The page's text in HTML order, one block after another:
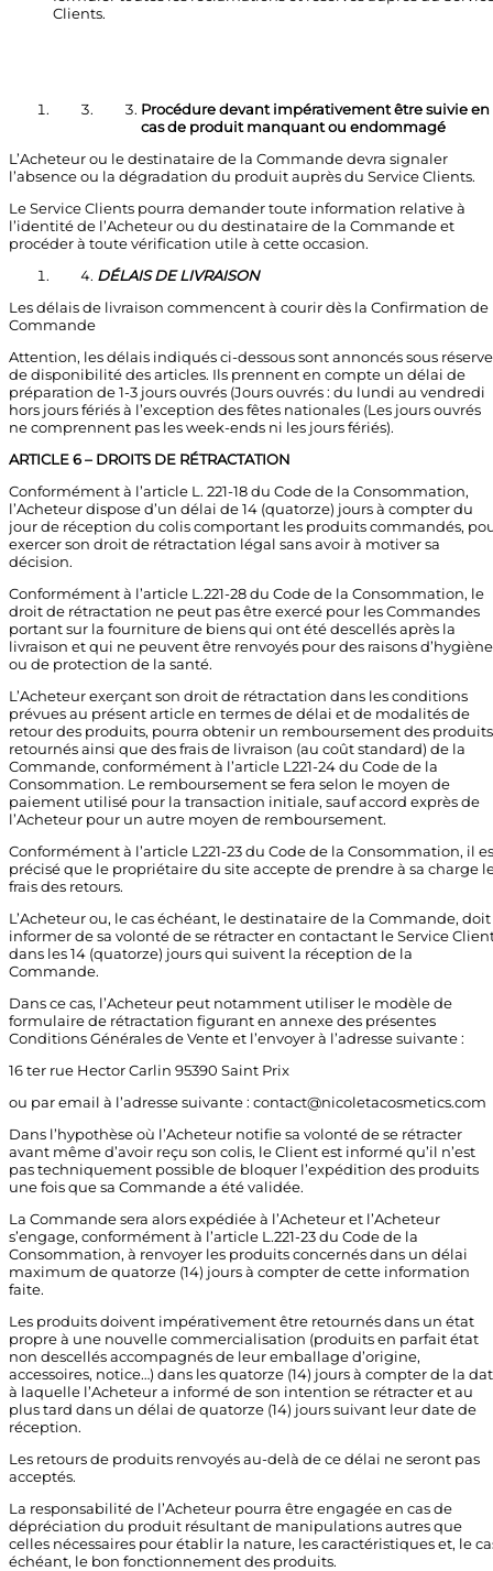
Clients.
Procédure devant impérativement être suivie en
cas de produit manquant ou endommagé
L’Acheteur ou le destinataire de la Commande devra signaler
l’absence ou la dégradation du produit auprès du Service Clients.
Le Service Clients pourra demander toute information relative à
l’identité de l’Acheteur ou du destinataire de la Commande et
procéder à toute vérification utile à cette occasion.
DÉLAIS DE LIVRAISON
Les délais de livraison commencent à courir dès la Confirmation de
Commande
Attention, les délais indiqués ci-dessous sont annoncés sous réserve
de disponibilité des articles. Ils prennent en compte un délai de
préparation de 1-3 jours ouvrés (Jours ouvrés : du lundi au vendredi
hors jours fériés à l’exception des fêtes nationales (Les jours ouvrés
ne comprennent pas les week-ends ni les jours fériés).
ARTICLE 6 – DROITS DE RÉTRACTATION
Conformément à l’article L. 221-18 du Code de la Consommation,
l’Acheteur dispose d’un délai de 14 (quatorze) jours à compter du
jour de réception du colis comportant les produits commandés,
exercer son droit de rétractation légal sans avoir à motiver sa
décision.
Conformément à l’article L.221-28 du Code de la Consommation, le
droit de rétractation ne peut pas être exercé pour les Commandes
portant sur la fourniture de biens qui ont été descellés après la
livraison et qui ne peuvent être renvoyés pour des raisons d’hygiène
ou de protection de la santé.
L’Acheteur exerçant son droit de rétractation dans les conditions
prévues au présent article en termes de délai et de modalités de
retour des produits, pourra obtenir un remboursement des produits
retournés ainsi que des frais de livraison (au coût standard) de la
Commande, conformément à l’article L221-24 du Code de la
Consommation. Le remboursement se fera selon le moyen de
paiement utilisé pour la transaction initiale, sauf accord exprès de
l’Acheteur pour un autre moyen de remboursement.
Conformément à l’article L221-23 du Code de la Consommation, il
précisé que le propriétaire du site accepte de prendre à sa charge
frais des retours.
L’Acheteur ou, le cas échéant, le destinataire de la Commande, doit
informer de sa volonté de se rétracter en contactant le Service
dans les 14 (quatorze) jours qui suivent la réception de la
Commande.
Dans ce cas, l’Acheteur peut notamment utiliser le modèle de
formulaire de rétractation figurant en annexe des présentes
Conditions Générales de Vente et l’envoyer à l’adresse suivante :
16 ter rue Hector Carlin 95390 Saint Prix
ou par email à l’adresse suivante : contact@nicoletacosmetics.com
Dans l’hypothèse où l’Acheteur notifie sa volonté de se rétracter
avant même d’avoir reçu son colis, le Client est informé qu’il n’est
pas techniquement possible de bloquer l’expédition des produits
une fois que sa Commande a été validée.
La Commande sera alors expédiée à l’Acheteur et l’Acheteur
s’engage, conformément à l’article L.221-23 du Code de la
Consommation, à renvoyer les produits concernés dans un délai
maximum de quatorze (14) jours à compter de cette information
faite.
Les produits doivent impérativement être retournés dans un état
propre à une nouvelle commercialisation (produits en parfait état
non descellés accompagnés de leur emballage d’origine,
accessoires, notice…) dans les quatorze (14) jours à compter de la
à laquelle l’Acheteur a informé de son intention se rétracter et au
plus tard dans un délai de quatorze (14) jours suivant leur date de
réception.
Les retours de produits renvoyés au-delà de ce délai ne seront pas
acceptés.
La responsabilité de l’Acheteur pourra être engagée en cas de
dépréciation du produit résultant de manipulations autres que
celles nécessaires pour établir la nature, les caractéristiques et, le
échéant, le bon fonctionnement des produits.